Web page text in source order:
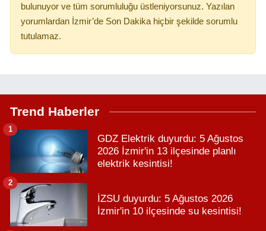
bulunuyor ve tüm sorumluluğu üstleniyorsunuz. Yazılan
yorumlardan İzmir’de Son Dakika hiçbir şekilde sorumlu
tutulamaz.
Trend Haberler
GDZ Elektrik duyurdu: 5 Ağustos
2026 İzmir'in 13 ilçesinde planlı
elektrik kesintisi!
1
İZSU duyurdu: 5 Ağustos 2026
İzmir'in 10 ilçesinde su kesintisi!
2